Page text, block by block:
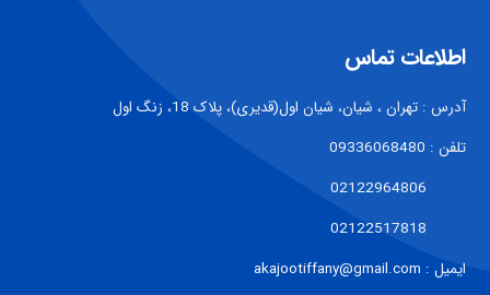
اطلاعات تماس
آدرس : تهران ، شیان، شیان اول(قدیری)، پلاک 18، زنگ اول
تلفن : 09336068480
ایمیل : akajootiffany@gmail.com